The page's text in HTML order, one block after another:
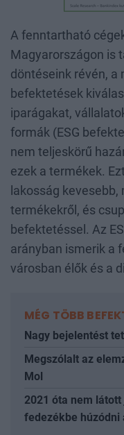
A fenntartható
Magyarországon is
döntéseink révén, a
befektetések
iparágakat,
formák (ESG
nem teljeskörű
ezek a termékek.
lakosság
termékekről, és
befektetéssel. Az
arányban ismerik a
városban élők és a
MÉG TÖBB
Nagy bejelentést
Megszólalt az
Mol
2021 óta nem
fedezékbe húzódni